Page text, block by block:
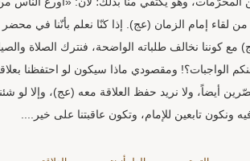
لقاء إمام الزمان (عج). إذا كنّا نعلم بأنّنا في
مع كوننا نخالف طلباته الواضحة، فنترك الصلاة
ومقصودي ماذا سيكون لو احتفظنا
أيضاً، ولا نريد حفظ العلاقة معه (عج)، وإلا لو
ونكون تابعين للإمام، وتكون عاقبتنا على خير....